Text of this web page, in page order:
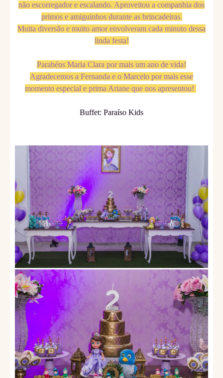
não escorregador e escalando. Aproveitou a companhia dos
primos e amiguinhos durante as brincadeiras.
Muita diversão e muito amor envolveram cada minuto dessa
linda festa!
Parabéns Maria Clara por mais um ano de vida!
Agradecemos a Fernanda e o Marcelo por mais esse
momento especial e prima Ariane que nos apresentou!
Buffet: Paraíso Kids